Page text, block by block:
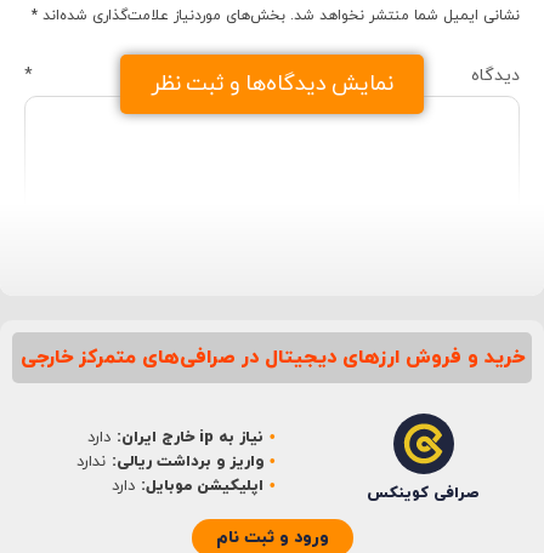
نمایش دیدگاه‌ها و ثبت نظر
نشانی ایمیل شما منتشر نخواهد شد. بخش‌های موردنیاز علامت‌گذاری شده‌اند *
دیدگاه *
نام*
خرید و فروش ارزهای دیجیتال در صرافی‌های متمرکز خارجی
صرافی کوینکس
نیاز به ip خارج ایران:
دارد
واریز و برداشت ریالی: ندارد
اپلیکیشن موبایل: دارد
ورود و ثبت نام